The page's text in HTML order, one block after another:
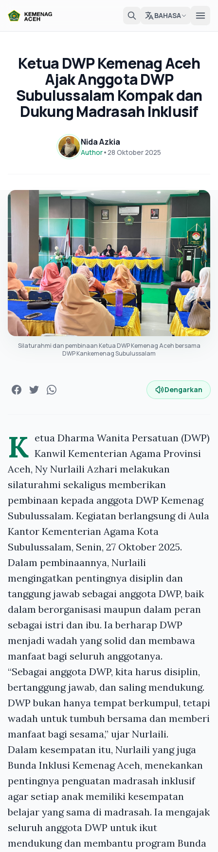
BAHASA
Ketua DWP Kemenag Aceh
Ajak Anggota DWP
Subulussalam Kompak dan
Dukung Madrasah Inklusif
Nida Azkia
Author•28 Oktober 2025
Silaturahmi dan pembinaan Ketua DWP Kemenag Aceh bersama
DWP Kankemenag Subulussalam
Dengarkan
K etua Dharma Wanita Persatuan (DWP)
Kanwil Kementerian Agama Provinsi
Aceh, Ny Nurlaili Azhari melakukan
silaturahmi sekaligus memberikan
pembinaan kepada anggota DWP Kemenag
Subulussalam. Kegiatan berlangsung di Aula
Kantor Kementerian Agama Kota
Subulussalam, Senin, 27 Oktober 2025.
Dalam pembinaannya, Nurlaili
mengingatkan pentingnya disiplin dan
tanggung jawab sebagai anggota DWP, baik
dalam berorganisasi maupun dalam peran
sebagai istri dan ibu. Ia berharap DWP
menjadi wadah yang solid dan membawa
manfaat bagi seluruh anggotanya.
“Sebagai anggota DWP, kita harus disiplin,
bertanggung jawab, dan saling mendukung.
DWP bukan hanya tempat berkumpul, tetapi
wadah untuk tumbuh bersama dan memberi
manfaat bagi sesama,” ujar Nurlaili.
Dalam kesempatan itu, Nurlaili yang juga
Bunda Inklusi Kemenag Aceh, menekankan
pentingnya penguatan madrasah inklusif
agar setiap anak memiliki kesempatan
belajar yang sama di madrasah. Ia mengajak
seluruh anggota DWP untuk ikut
mendukung dan membantu program Bunda